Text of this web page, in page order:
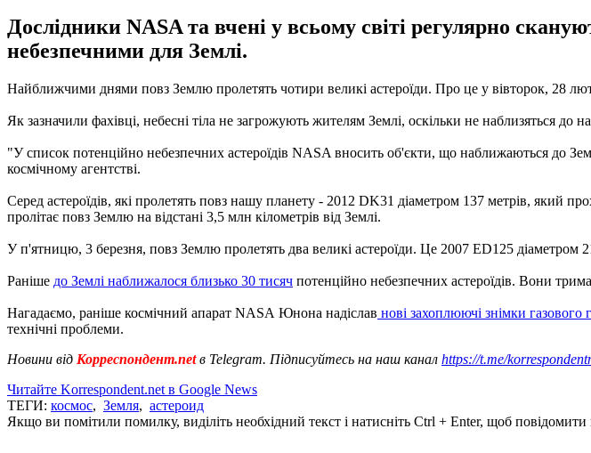
Дослідники NASA та вчені у всьому світі регулярно
небезпечними для Землі.
Найближчими днями повз Землю пролетять чотири великі астероїди. Про це у вівторок, 28
Як зазначили фахівці, небесні тіла не загрожують жителям Землі, оскільки не наблизяться до
"У список потенційно небезпечних астероїдів NASA вносить об'єкти, що наближаються до
космічному агентстві.
Серед астероїдів, які пролетять повз нашу планету - 2012 DK31 діаметром 137 метрів, який
пролітає повз Землю на відстані 3,5 млн кілометрів від Землі.
У п'ятницю, 3 березня, повз Землю пролетять два великі астероїди. Це 2007 ED125 діаметром
Раніше до Землі наближалося близько 30 тисяч потенційно небезпечних астероїдів. Вони
Нагадаємо, раніше космічний апарат NASA Юнона надіслав нові захоплюючі знімки газового
технічні проблеми.
Новини від Корреспондент.netв Telegram. Підписуйтесь на наш канал https://t.me/
Читайте Korrespondent.net в Google News
ТЕГИ: космос, Земля, астероид
Якщо ви помітили помилку, виділіть необхідний текст і натисніть Ctrl + Enter, щоб